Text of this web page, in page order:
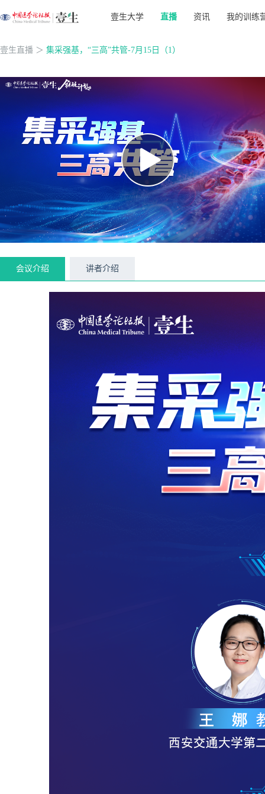
壹生大学 直播 资讯 我的训练
壹生直播 ＞ 集采强基，“三高”共管-7月15日（1）
会议介绍 讲者介绍